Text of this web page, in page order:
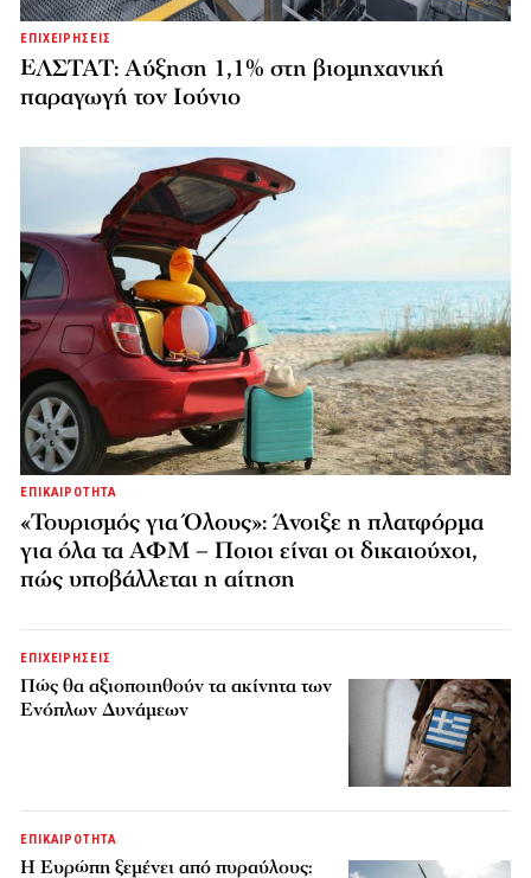
ΕΠΙΧΕΙΡΗΣΕΙΣ
ΕΛΣΤΑΤ: Αύξηση 1,1% στη βιομηχανική
παραγωγή τον Ιούνιο
ΕΠΙΚΑΙΡΟΤΗΤΑ
«Τουρισμός για Όλους»: Άνοιξε η πλατφόρμα
για όλα τα ΑΦΜ – Ποιοι είναι οι δικαιούχοι,
πώς υποβάλλεται η αίτηση
ΕΠΙΧΕΙΡΗΣΕΙΣ
Πώς θα αξιοποιηθούν τα ακίνητα των
Ενόπλων Δυνάμεων
ΕΠΙΚΑΙΡΟΤΗΤΑ
H Ευρώπη ξεμένει από πυραύλους: